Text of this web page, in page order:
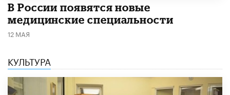
В России появятся новые
медицинские специальности
12 МАЯ
КУЛЬТУРА